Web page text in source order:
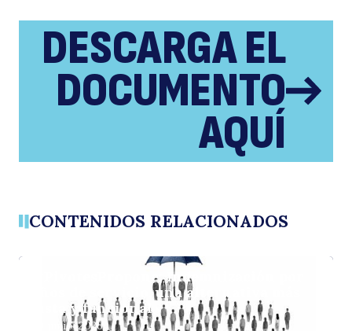
DESCARGA EL
DOCUMENTO
AQUÍ
CONTENIDOS RELACIONADOS
#PivotesPropone: Indemnización por
años de servicio, una alternativa más
justa y funcional
30 junio, 2026